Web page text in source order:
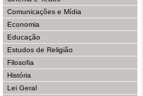
Comunicações e Mídia
Economia
Educação
Estudos de Religião
Filosofia
História
Lei Geral